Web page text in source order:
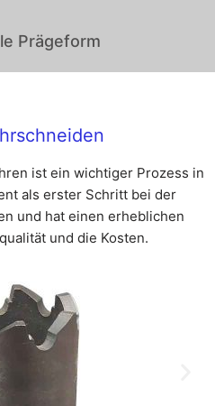
Prägeform
ist ein wichtiger Prozess in
als erster Schritt bei der
und hat einen erheblichen
und die Kosten.